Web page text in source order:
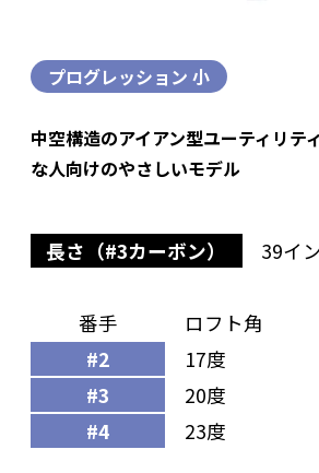
プログレッション 小
中空構造のアイアン型ユーティリテ
な人向けのやさしいモデル
長さ（#3カーボン） 39イ
番手
ロフト角
#2
17度
#3
20度
#4
23度